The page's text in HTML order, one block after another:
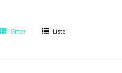
Gitter Liste